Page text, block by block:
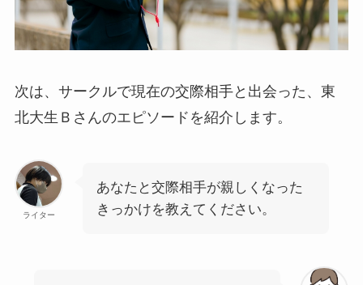
次は、サークルで現在の交際相手と出会った、東
北大生Ｂさんのエピソードを紹介します。
ライター
あなたと交際相手が親しくなった
きっかけを教えてください。